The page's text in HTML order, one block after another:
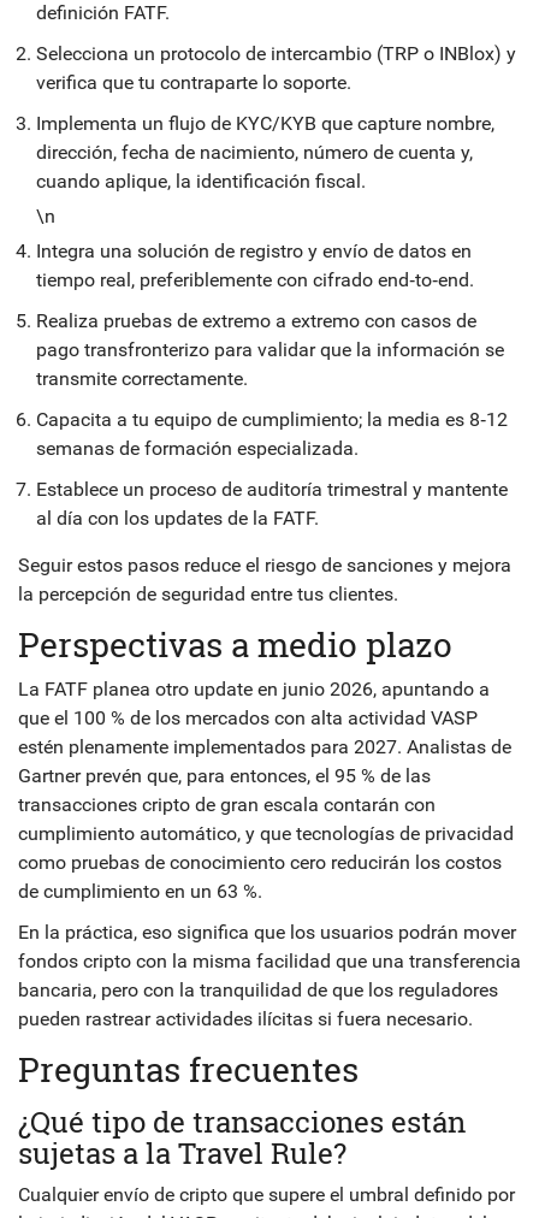
definición FATF.
Selecciona un protocolo de intercambio (TRP o INBlox) y
verifica que tu contraparte lo soporte.
Implementa un flujo de KYC/KYB que capture nombre,
dirección, fecha de nacimiento, número de cuenta y,
cuando aplique, la identificación fiscal.
\n
Integra una solución de registro y envío de datos en
tiempo real, preferiblemente con cifrado end‑to‑end.
Realiza pruebas de extremo a extremo con casos de
pago transfronterizo para validar que la información se
transmite correctamente.
Capacita a tu equipo de cumplimiento; la media es 8‑12
semanas de formación especializada.
Establece un proceso de auditoría trimestral y mantente
al día con los updates de la FATF.
Seguir estos pasos reduce el riesgo de sanciones y mejora
la percepción de seguridad entre tus clientes.
Perspectivas a medio plazo
La FATF planea otro update en junio 2026, apuntando a
que el 100 % de los mercados con alta actividad VASP
estén plenamente implementados para 2027. Analistas de
Gartner prevén que, para entonces, el 95 % de las
transacciones cripto de gran escala contarán con
cumplimiento automático, y que tecnologías de privacidad
como pruebas de conocimiento cero reducirán los costos
de cumplimiento en un 63 %.
En la práctica, eso significa que los usuarios podrán mover
fondos cripto con la misma facilidad que una transferencia
bancaria, pero con la tranquilidad de que los reguladores
pueden rastrear actividades ilícitas si fuera necesario.
Preguntas frecuentes
¿Qué tipo de transacciones están
sujetas a la Travel Rule?
Cualquier envío de cripto que supere el umbral definido por